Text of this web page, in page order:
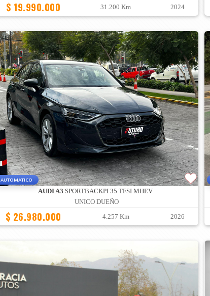
$ 19.990.000 31.200 Km 2024
AUTOMATICO
AUDI A3 SPORTBACKPI 35 TFSI MHEV
UNICO DUEÑO
$ 26.980.000 4.257 Km 2026